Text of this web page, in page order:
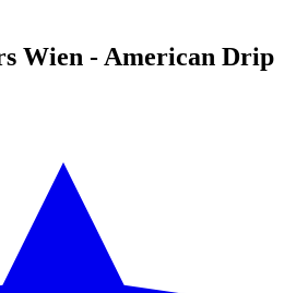
Wien - American Drip